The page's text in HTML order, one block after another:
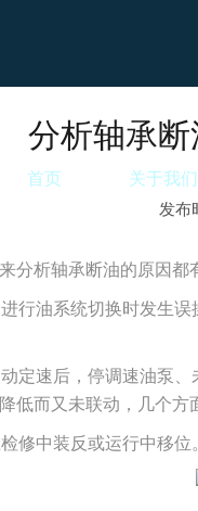
首页 关于我们
分析轴承断
发布
析轴承断油的原因都
油系统切换时发生误
速后，停调速油泵、
低而又未联动，几个方
中装反或运行中移位